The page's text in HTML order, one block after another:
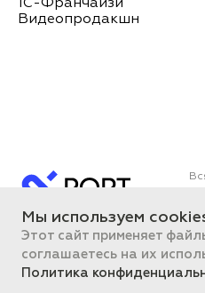
1С-Франчайзи
Видеопродакшн
Мы используем
Этот сайт применяет
соглашаетесь на их
Политика